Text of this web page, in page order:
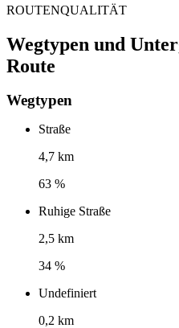
ROUTENQUALITÄT
Wegtypen und
Route
Wegtypen
Straße
4,7 km
63 %
Ruhige Straße
2,5 km
34 %
Undefiniert
0,2 km